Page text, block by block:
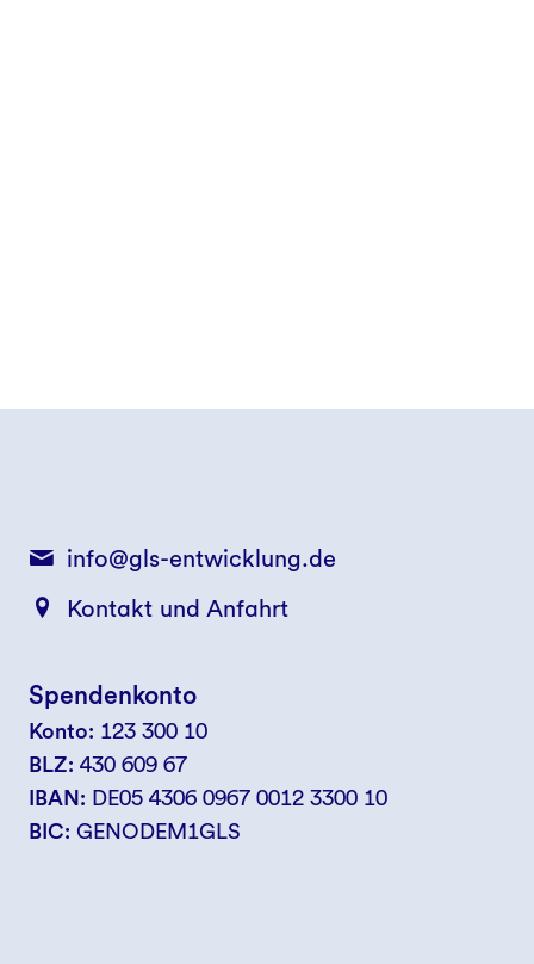
info@gls-entwicklung.de
Kontakt und Anfahrt
Spendenkonto
Konto: 123 300 10
BLZ: 430 609 67
IBAN: DE05 4306 0967 0012 3300 10
BIC: GENODEM1GLS